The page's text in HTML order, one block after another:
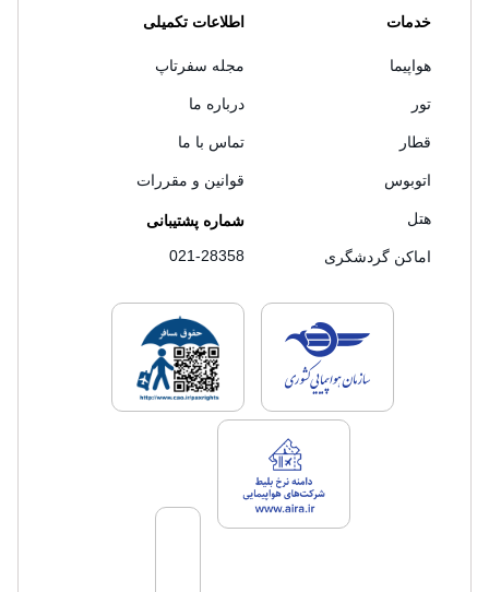
خدمات
هواپیما
تور
قطار
اتوبوس
هتل
اماکن گردشگری
اطلاعات تکمیلی
مجله سفرتاپ
درباره ما
تماس با ما
قوانین و مقررات
شماره پشتیبانی
021-28358
لایسنس های فروش سفرتاپلایسنس های
لایسنس های فروش سفرتاپ